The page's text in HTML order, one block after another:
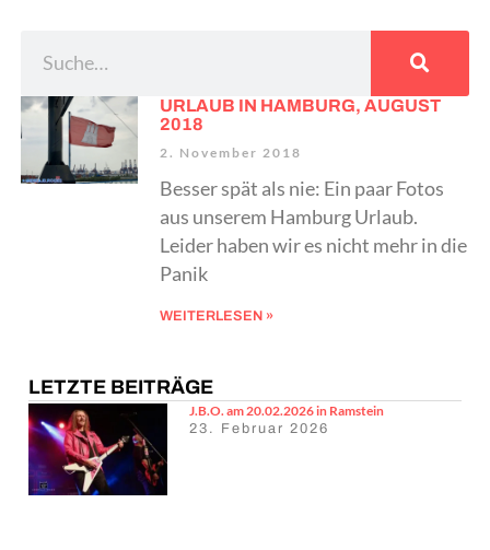
URLAUB IN HAMBURG, AUGUST
2018
2. November 2018
Besser spät als nie: Ein paar Fotos
aus unserem Hamburg Urlaub.
Leider haben wir es nicht mehr in die
Panik
WEITERLESEN »
LETZTE BEITRÄGE
J.B.O. am 20.02.2026 in Ramstein
23. Februar 2026